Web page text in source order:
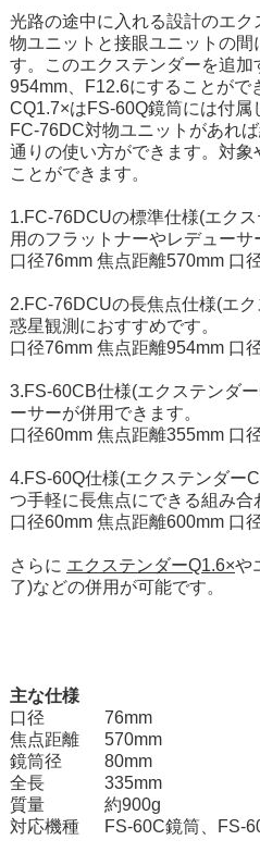
光路の途中に入れる設計のエ
物ユニットと接眼ユニットの間
す。このエクステンダーを追加
954mm、F12.6にすることがで
CQ1.7×はFS-60Q鏡筒には付属
FC-76DC対物ユニットがあれ
通りの使い方ができます。対
ことができます。
1.FC-76DCUの標準仕様(エク
用のフラットナーやレデューサ
口径76mm 焦点距離570mm 口
2.FC-76DCUの長焦点仕様(エク
惑星観測におすすめです。
口径76mm 焦点距離954mm 口
3.FS-60CB仕様(エクステンダ
ーサーが併用できます。
口径60mm 焦点距離355mm 口
4.FS-60Q仕様(エクステンダー
つ手軽に長焦点にできる組み合
口径60mm 焦点距離600mm 口
さらに エクステンダーQ1.6×や
了)などの併用が可能です。
主な仕様
口径
76mm
焦点距離
570mm
鏡筒径
80mm
全長
335mm
質量
約900g
対応機種
FS-60C鏡筒、FS-